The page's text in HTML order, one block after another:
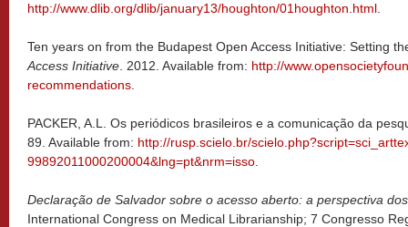
http://www.dlib.org/dlib/january13/houghton/01houghton.html
Ten years on from the Budapest Open Access Initiative: Setting
Access Initiative . 2012. Available from: http://
recommendations
PACKER, A.L. Os periódicos brasileiros e a comunicação da
89. Available from: http://rusp.scielo.br/
99892011000200004&lng=pt&nrm=isso
Declaração de Salvador sobre o acesso aberto: a perspectiva
International Congress on Medical Librarianship; 7 Congresso